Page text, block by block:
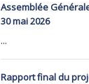
Assemblée
30 mai 2026
...
Rapport final du